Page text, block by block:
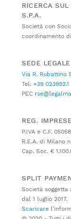
RICERCA
S.P.A.
Società con
coordinamento
SEDE LEGALE
Via R. Rubattino
Tel. +39 023992.1
PEC
REG.
P.IVA e C.F.
R.E.A. di Milano
Cap. Soc. €
SPLIT
Società
dal 1 luglio 2017.
Scaricare